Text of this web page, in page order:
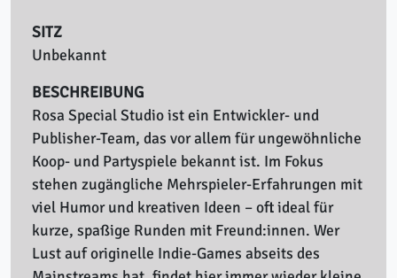
SITZ
Unbekannt
BESCHREIBUNG
Rosa Special Studio ist ein Entwickler- und
Publisher-Team, das vor allem für ungewöhnliche
Koop- und Partyspiele bekannt ist. Im Fokus
stehen zugängliche Mehrspieler-Erfahrungen mit
viel Humor und kreativen Ideen – oft ideal für
kurze, spaßige Runden mit Freund:innen. Wer
Lust auf originelle Indie-Games abseits des